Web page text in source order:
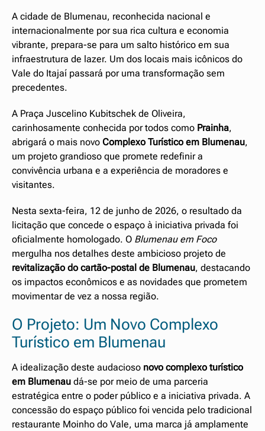
A cidade de Blumenau, reconhecida nacional e
internacionalmente por sua rica cultura e economia
vibrante, prepara-se para um salto histórico em sua
infraestrutura de lazer. Um dos locais mais icônicos do
Vale do Itajaí passará por uma transformação sem
precedentes.
A Praça Juscelino Kubitschek de Oliveira,
carinhosamente conhecida por todos como Prainha,
abrigará o mais novo Complexo Turístico em Blumenau,
um projeto grandioso que promete redefinir a
convivência urbana e a experiência de moradores e
visitantes.
Nesta sexta-feira, 12 de junho de 2026, o resultado da
licitação que concede o espaço à iniciativa privada foi
oficialmente homologado. O Blumenau em Foco
mergulha nos detalhes deste ambicioso projeto de
revitalização do cartão-postal de Blumenau, destacando
os impactos econômicos e as novidades que prometem
movimentar de vez a nossa região.
O Projeto: Um Novo Complexo
Turístico em Blumenau
A idealização deste audacioso novo complexo turístico
em Blumenau dá-se por meio de uma parceria
estratégica entre o poder público e a iniciativa privada. A
concessão do espaço público foi vencida pelo tradicional
restaurante Moinho do Vale, uma marca já amplamente